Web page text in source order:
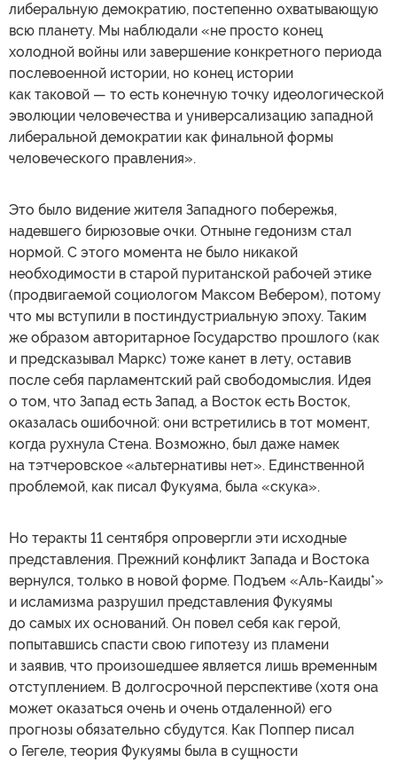
либеральную демократию, постепенно охватывающую
всю планету. Мы наблюдали «не просто конец
холодной войны или завершение конкретного периода
послевоенной истории, но конец истории
как таковой — то есть конечную точку идеологической
эволюции человечества и универсализацию западной
либеральной демократии как финальной формы
человеческого правления».
Это было видение жителя Западного побережья,
надевшего бирюзовые очки. Отныне гедонизм стал
нормой. С этого момента не было никакой
необходимости в старой пуританской рабочей этике
(продвигаемой социологом Максом Вебером), потому
что мы вступили в постиндустриальную эпоху. Таким
же образом авторитарное Государство прошлого (как
и предсказывал Маркс) тоже канет в лету, оставив
после себя парламентский рай свободомыслия. Идея
о том, что Запад есть Запад, а Восток есть Восток,
оказалась ошибочной: они встретились в тот момент,
когда рухнула Стена. Возможно, был даже намек
на тэтчеровское «альтернативы нет». Единственной
проблемой, как писал Фукуяма, была «скука».
Но теракты 11 сентября опровергли эти исходные
представления. Прежний конфликт Запада и Востока
вернулся, только в новой форме. Подъем «Аль-Каиды*»
и исламизма разрушил представления Фукуямы
до самых их оснований. Он повел себя как герой,
попытавшись спасти свою гипотезу из пламени
и заявив, что произошедшее является лишь временным
отступлением. В долгосрочной перспективе (хотя она
может оказаться очень и очень отдаленной) его
прогнозы обязательно сбудутся. Как Поппер писал
о Гегеле, теория Фукуямы была в сущности